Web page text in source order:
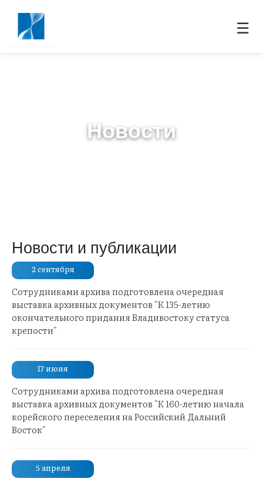
Новости
☰
Новости и публикации
2 сентября
Сотрудниками архива подготовлена очередная
выставка архивных документов "К 135-летию
окончательного придания Владивостоку статуса
крепости"
17 июня
Сотрудниками архива подготовлена очередная
выставка архивных документов "К 160-летию начала
корейского переселения на Российский Дальний
Восток"
5 апреля